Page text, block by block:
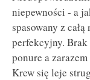
niepewności - a
spasowany z
perfekcyjny.
ponure a
Krew się leje